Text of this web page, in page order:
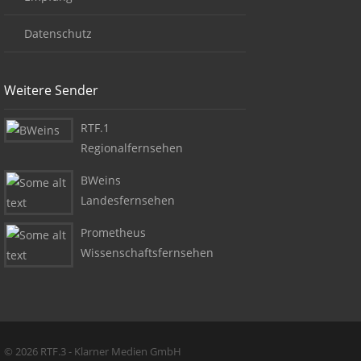
© 2026 RTF.3 - Klarner Medien GmbH
Datenschutz
Weitere Sender
RTF.1
Regionalfernsehen
BWeins
Landesfernsehen
Prometheus
Wissenschaftsfernsehen